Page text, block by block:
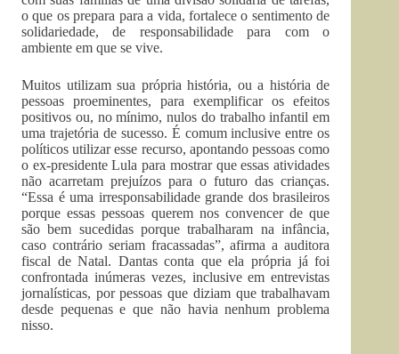
o que os prepara para a vida, fortalece o sentimento de
solidariedade, de responsabilidade para com o
ambiente em que se vive.
Muitos utilizam sua própria história, ou a história de
pessoas proeminentes, para exemplificar os efeitos
positivos ou, no mínimo, nulos do trabalho infantil em
uma trajetória de sucesso. É comum inclusive entre os
políticos utilizar esse recurso, apontando pessoas como
o ex-presidente Lula para mostrar que essas atividades
não acarretam prejuízos para o futuro das crianças.
“Essa é uma irresponsabilidade grande dos brasileiros
porque essas pessoas querem nos convencer de que
são bem sucedidas porque trabalharam na infância,
caso contrário seriam fracassadas”, afirma a auditora
fiscal de Natal. Dantas conta que ela própria já foi
confrontada inúmeras vezes, inclusive em entrevistas
jornalísticas, por pessoas que diziam que trabalhavam
desde pequenas e que não havia nenhum problema
nisso.